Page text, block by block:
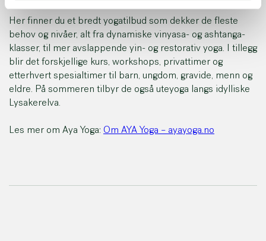
Her finner du et bredt yogatilbud som dekker de fleste
behov og nivåer, alt fra dynamiske vinyasa- og ashtanga-
klasser, til mer avslappende yin- og restorativ yoga. I tillegg
blir det forskjellige kurs, workshops, privattimer og
etterhvert spesialtimer til barn, ungdom, gravide, menn og
eldre. På sommeren tilbyr de også uteyoga langs idylliske
Lysakerelva.
Les mer om Aya Yoga: Om AYA Yoga – ayayoga.no